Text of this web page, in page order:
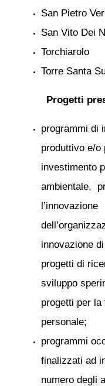
San Pietro
San Vito Dei
Torchiarolo
Torre Santa
Progetti
programmi di
produttivo e/o
investimento
ambientale,
l’innovazione
innovazione
progetti di
sviluppo
progetti per la
personale;
programmi
finalizzati ad
numero degli